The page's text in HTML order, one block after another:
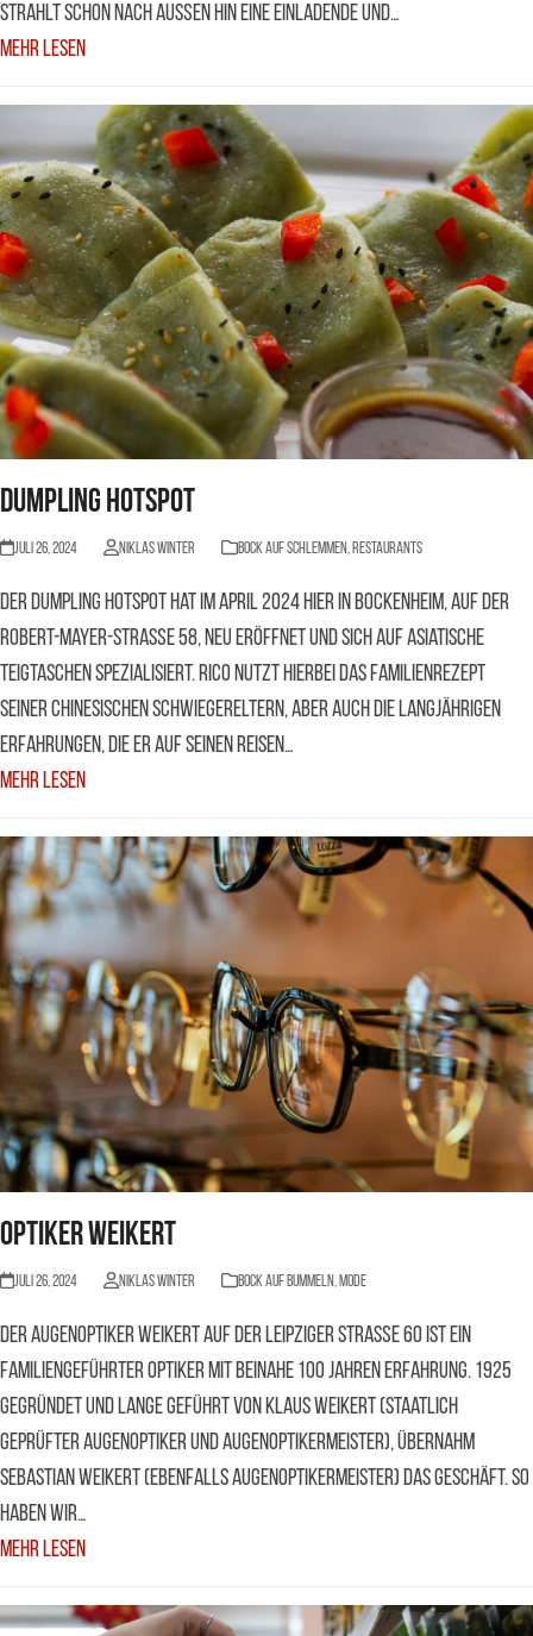
strahlt schon nach Außen hin eine einladende und…
Mehr Lesen
Dumpling Hotspot
Juli 26, 2024 Niklas Winter BOCK AUF SCHLEMMEN,Restaurants
Der Dumpling Hotspot hat im April 2024 hier in Bockenheim, auf der
Robert-Mayer-Straße 58, neu eröffnet und sich auf asiatische
Teigtaschen spezialisiert. Rico nutzt hierbei das Familienrezept
seiner chinesischen Schwiegereltern, aber auch die langjährigen
Erfahrungen, die er auf seinen Reisen…
Mehr Lesen
Optiker Weikert
Juli 26, 2024 Niklas Winter BOCK AUF BUMMELN,Mode
Der Augenoptiker Weikert auf der Leipziger Straße 60 ist ein
familiengeführter Optiker mit beinahe 100 Jahren Erfahrung. 1925
gegründet und lange geführt von Klaus Weikert (staatlich
geprüfter Augenoptiker und Augenoptikermeister), übernahm
Sebastian Weikert (ebenfalls Augenoptikermeister) das Geschäft. So
haben wir…
Mehr Lesen